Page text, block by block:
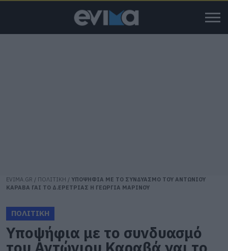
EVIMA.GR / ΠΟΛΙΤΙΚΗ / ΥΠΟΨΗΦΙΑ ΜΕ ΤΟ ΣΥΝΔΥΑΣΜΟ ΤΟΥ ΑΝΤΩΝΙΟΥ
ΚΑΡΑΒΑ ΓΑΙ ΤΟ Δ.ΕΡΕΤΡΙΑΣ Η ΓΕΩΡΓΙΑ ΜΑΡΙΝΟΥ
ΠΟΛΙΤΙΚΗ
Υποψήφια με το συνδυασμό